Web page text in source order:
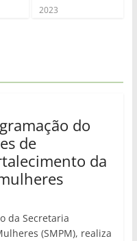
2023
do
de
da
da Secretaria
(SMPM), realiza